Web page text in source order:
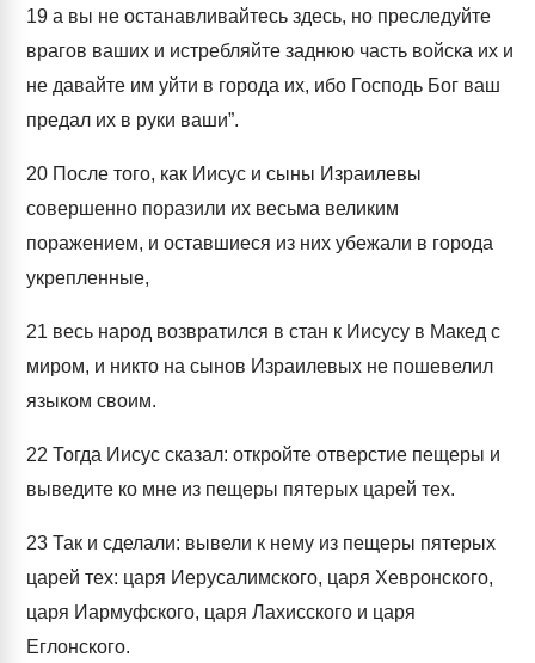
19 а вы не останавливайтесь здесь, но преследуйте
врагов ваших и истребляйте заднюю часть войска их и
не давайте им уйти в города их, ибо Господь Бог ваш
предал их в руки ваши”.
20 После того, как Иисус и сыны Израилевы
совершенно поразили их весьма великим
поражением, и оставшиеся из них убежали в города
укрепленные,
21 весь народ возвратился в стан к Иисусу в Макед с
миром, и никто на сынов Израилевых не пошевелил
языком своим.
22 Тогда Иисус сказал: откройте отверстие пещеры и
выведите ко мне из пещеры пятерых царей тех.
23 Так и сделали: вывели к нему из пещеры пятерых
царей тех: царя Иерусалимского, царя Хевронского,
царя Иармуфского, царя Лахисского и царя
Еглонского.